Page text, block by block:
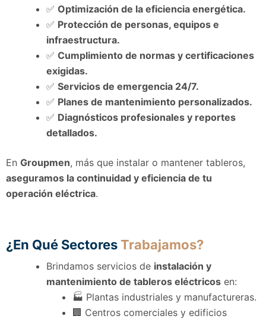
✅ Optimización de la eficiencia energética.
✅ Protección de personas, equipos e
infraestructura.
✅ Cumplimiento de normas y certificaciones
exigidas.
✅ Servicios de emergencia 24/7.
✅ Planes de mantenimiento personalizados.
✅ Diagnósticos profesionales y reportes
detallados.
En Groupmen, más que instalar o mantener tableros,
aseguramos la continuidad y eficiencia de tu
operación eléctrica.
¿En Qué SectoresTrabajamos?
Brindamos servicios de instalación y
mantenimiento de tableros eléctricos en:
🏭 Plantas industriales y manufactureras.
🏢 Centros comerciales y edificios